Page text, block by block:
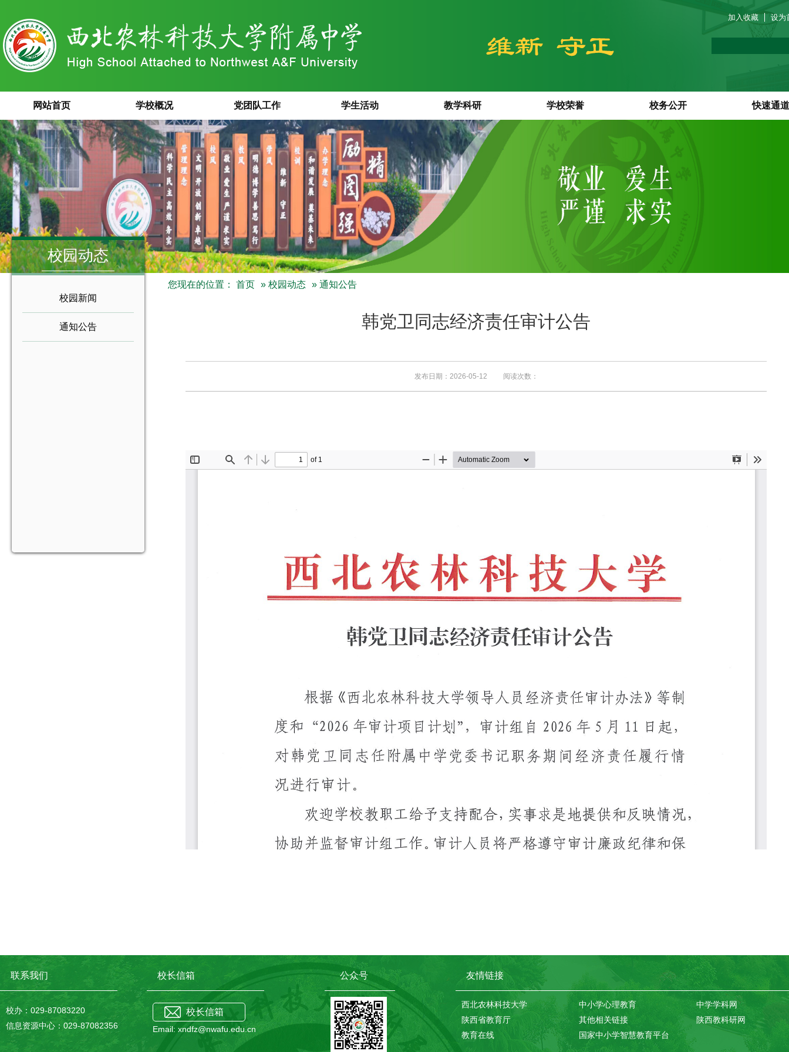
加入收藏 设为
网站首页 学校概况 党团队工作 学生活动 教学科研 学校荣誉 校务公开 快速通道
校园动态
校园新闻
通知公告
您现在的位置： 首页 » 校园动态 » 通知公告
韩党卫同志经济责任审计公告
发布日期：2026-05-12 阅读次数：
联系我们
校办：029-87083220
信息资源中心：029-87082356
校长信箱
校长信箱
Email: xndfz@nwafu.edu.cn
公众号 友情链接
西北农林科技大学 中小学心理教育
中学学科网
陕西省教育厅
其他相关链接
陕西教科研网
教育在线
国家中小学智慧教育平台